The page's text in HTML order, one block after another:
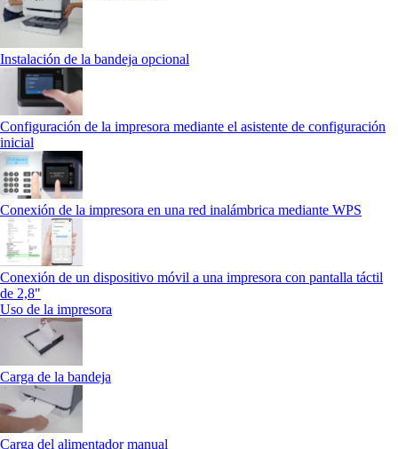
Instalación de la bandeja opcional
Configuración de la impresora mediante el asistente de configuración
inicial
Conexión de la impresora en una red inalámbrica mediante WPS
Conexión de un dispositivo móvil a una impresora con pantalla táctil
de 2,8"
Uso de la impresora
Carga de la bandeja
Carga del alimentador manual